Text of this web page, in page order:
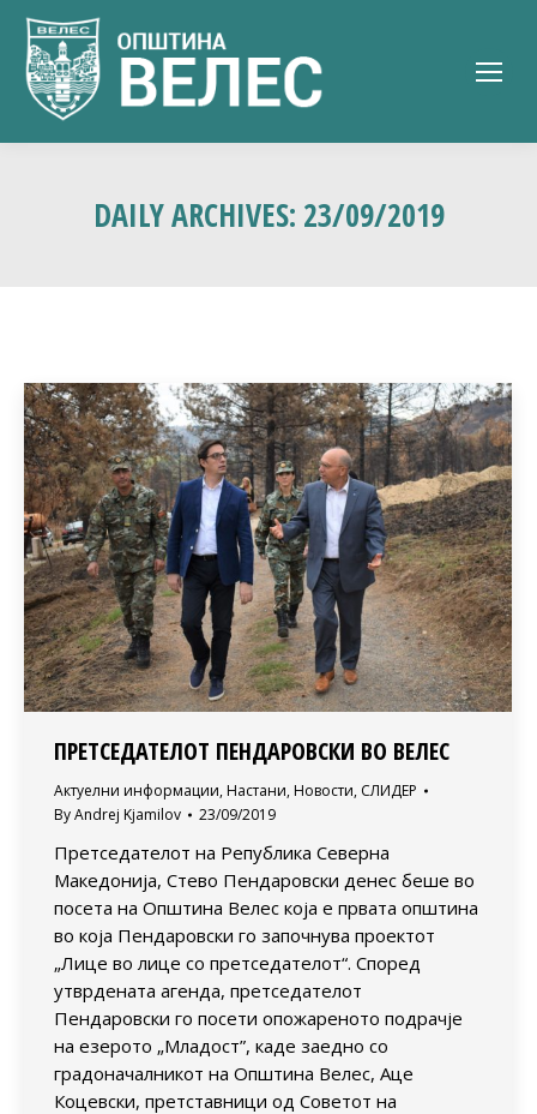
DAILY ARCHIVES: 23/09/2019
ПРЕТСЕДАТЕЛОТ ПЕНДАРОВСКИ ВО ВЕЛЕС
Актуелни информации, Настани, Новости, СЛИДЕР
ByAndrej Kjamilov 23/09/2019
Претседателот на Република Северна
Македонија, Стево Пендаровски денес беше во
посета на Општина Велес која е првата општина
во која Пендаровски го започнува проектот
„Лице во лице со претседателот“. Според
утврдената агенда, претседателот
Пендаровски го посети опожареното подрачје
на езерото „Младост”, каде заедно со
градоначалникот на Општина Велес, Аце
Коцевски, претставници од Советот на